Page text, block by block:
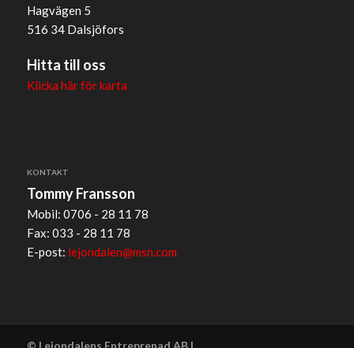
Hagvägen 5
516 34 Dalsjöfors
Hitta till oss
Klicka här för karta
KONTAKT
Tommy Fransson
Mobil: 0706 - 28 11 78
Fax: 033 - 28 11 78
E-post: lejondalen@msn.com
© Lejondalens Entreprenad AB |